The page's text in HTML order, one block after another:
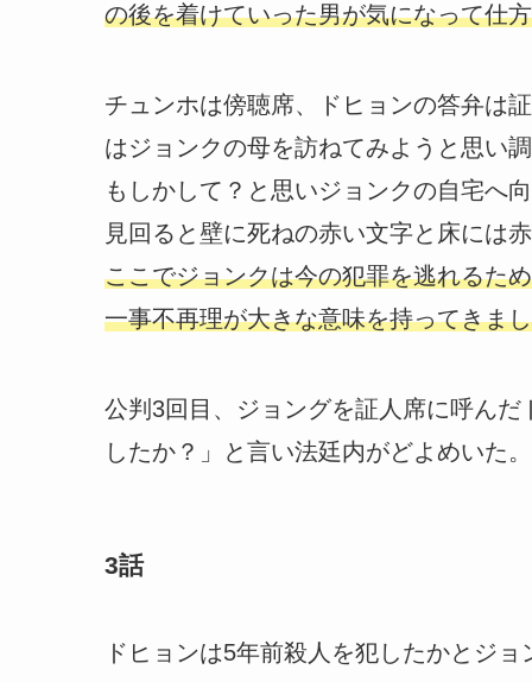
の後を着けていった男が気になって仕
チュンホは傍聴席、ドヒョンの答弁は
はジョンクの母を訪ねてみようと思い
もしかして？と思いジョンクの自宅へ
見回ると壁に死ねの赤い文字と床には
ここでジョンクは今の犯罪を逃れるた
一事不再理が大きな意味を持ってきま
公判3回目、ジョングを証人席に呼ん
したか？」と言い法廷内がどよめいた。
3話
ドヒョンは5年前殺人を犯したかとジ